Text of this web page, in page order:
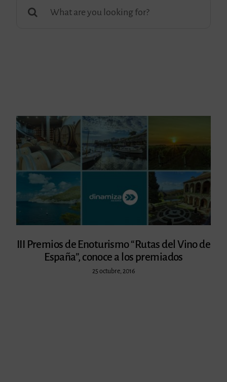
III Premios de Enoturismo “Rutas del Vino de
España”, conoce a los premiados
25 octubre, 2016